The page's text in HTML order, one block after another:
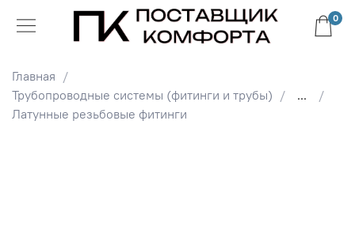
0
Главная
Трубопроводные системы (фитинги и трубы)
...
Латунные резьбовые фитинги